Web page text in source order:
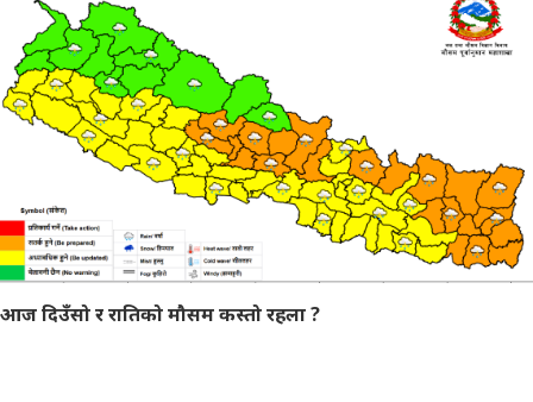
आज दिउँसो र रातिको मौसम कस्तो रहला ?